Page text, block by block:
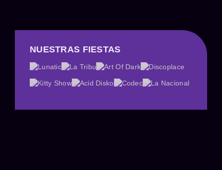
NUESTRAS FIESTAS